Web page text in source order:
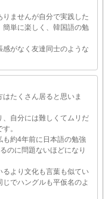
ませんが自分で実践した
単に楽しく、韓国語の勉
がなく友達同士のような
たくさん居ると思いま
自分には難しくてムリだ
。
約4年前に日本語の勉強
のに問題ないほどになり
るより文化も言葉も似てい
でハングルも平仮名のよ